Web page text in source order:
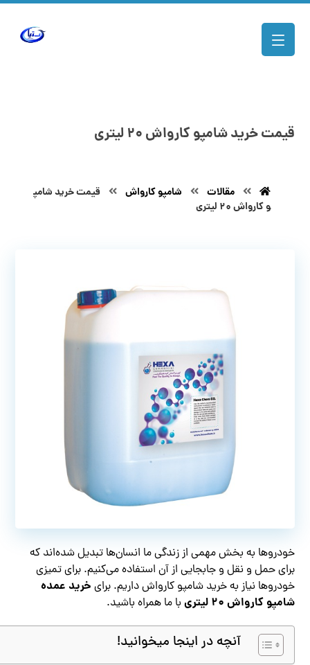
قیمت خرید شامپو کارواش ۲۰ لیتری
مقالات شامپو کارواش
قیمت خرید شامپ
و کارواش ۲۰ لیتری
خودروها به بخش مهمی از زندگی ما انسان‌ها تبدیل شده‌اند که
برای حمل و نقل و جابجایی از آن استفاده می‌کنیم. برای تمیزی
خودروها نیاز به خرید شامپو کارواش داریم. برای خرید عمده
شامپو کارواش ۲۰ لیتری
با ما همراه باشید.
آنچه در اینجا میخوانید!